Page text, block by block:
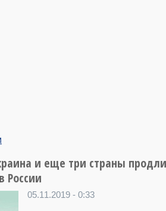
и еще три страны
России
05.11.2019 - 0:33